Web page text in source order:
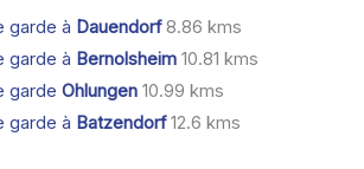
garde à Dauendorf8.86 kms
garde à Bernolsheim10.81 kms
garde Ohlungen10.99 kms
garde à Batzendorf12.6 kms